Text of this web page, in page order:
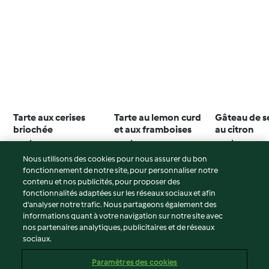
Tarte aux cerises
briochée
3.5 (11)
Tarte au lemon curd
et aux framboises
3.7 (11)
Gâteau de
au citron
3.6 (24)
© Copyright 2026
Conditions d'utilisation
Politique de confidentialité
Nous utilisons des cookies pour nous assurer du bon
fonctionnement de notre site, pour personnaliser notre
contenu et nos publicités, pour proposer des
fonctionnalités adaptées sur les réseaux sociaux et afin
d’analyser notre trafic. Nous partageons également des
informations quant à votre navigation sur notre site avec
nos partenaires analytiques, publicitaires et de réseaux
sociaux.
Paramètres des cookies